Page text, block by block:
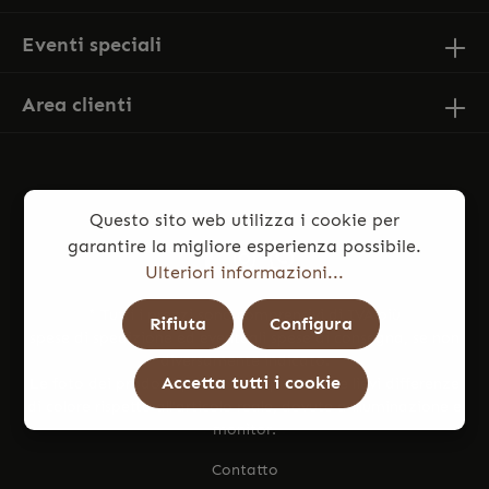
Eventi speciali
Area clienti
* Tutti i prezzi sono comprensivi di IVA più
spese di spedizione
ed eventuali spese di consegna, se non
diversamente indicato.
Le foto dei prodotti potrebbero presentare lievi differenze
di colore rispetto all’articolo reale, dovute a illuminazione e
monitor.
Contatto
Questo sito web utilizza i cookie per
garantire la migliore esperienza possibile.
Ulteriori informazioni...
Rifiuta Configura
Accetta tutti i cookie